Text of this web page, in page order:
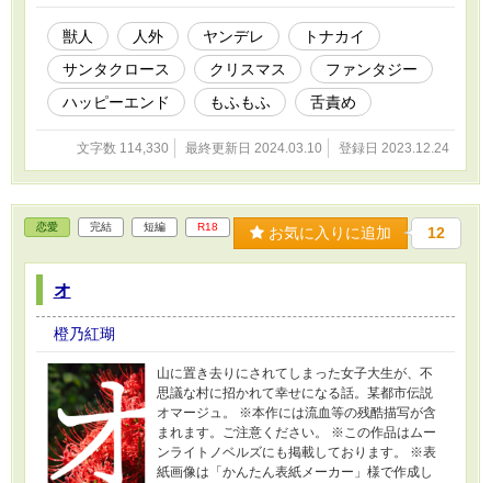
獣人 人外 ヤンデレ
トナカイ
サンタクロース
クリスマス
ファンタジー
ハッピーエンド
もふもふ 舌責め
文字数 114,330 最終更新日 2024.03.10 登録日 2023.12.24
恋愛 完結 短編 R18 お気に入りに追加 12
オ
橙乃紅瑚
山に置き去りにされてしまった女子大生が、不
思議な村に招かれて幸せになる話。某都市伝説
オマージュ。 ※本作には流血等の残酷描写が含
まれます。ご注意ください。 ※この作品はムー
ンライトノベルズにも掲載しております。 ※表
紙画像は「かんたん表紙メーカー」様で作成し